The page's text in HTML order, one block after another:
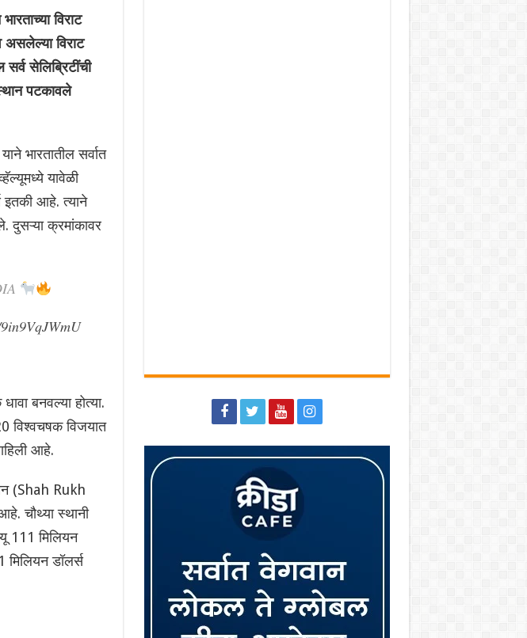
विराट
विराट
सेलिब्रिटींची
पटकावले
भारतातील सर्वात
यावेळी
इतकी आहे. त्याने
दुसऱ्या क्रमांकावर
बनवल्या होत्या.
विश्वचषक विजयात
आहे.
(Shah Rukh
चौथ्या स्थानी
111 मिलियन
मिलियन डॉलर्स